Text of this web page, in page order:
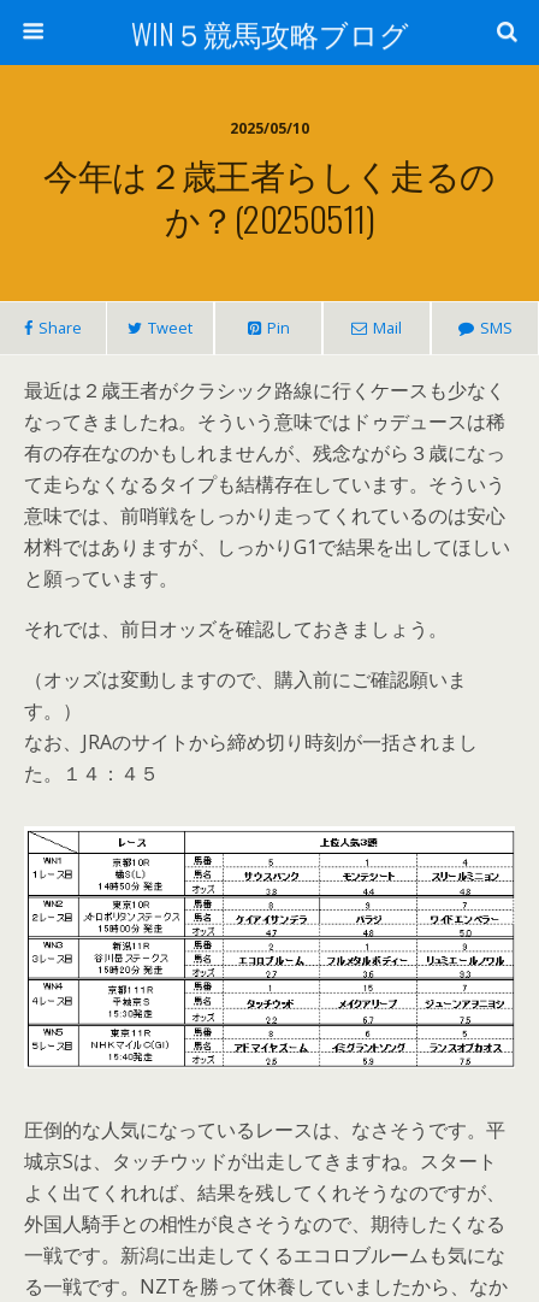
WIN５競馬攻略ブログ
2025/05/10
今年は２歳王者らしく走るの
か？(20250511)
Share Tweet Pin Mail SMS
最近は２歳王者がクラシック路線に行くケースも少なく
なってきましたね。そういう意味ではドゥデュースは稀
有の存在なのかもしれませんが、残念ながら３歳になっ
て走らなくなるタイプも結構存在しています。そういう
意味では、前哨戦をしっかり走ってくれているのは安心
材料ではありますが、しっかりG1で結果を出してほしい
と願っています。
それでは、前日オッズを確認しておきましょう。
（オッズは変動しますので、購入前にご確認願いま
す。）
なお、JRAのサイトから締め切り時刻が一括されまし
た。１４：４５
圧倒的な人気になっているレースは、なさそうです。平
城京Sは、タッチウッドが出走してきますね。スタート
よく出てくれれば、結果を残してくれそうなのですが、
外国人騎手との相性が良さそうなので、期待したくなる
一戦です。新潟に出走してくるエコロブルームも気にな
る一戦です。NZTを勝って休養していましたから、なか